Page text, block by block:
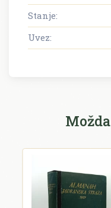
Stanje:
Uvez: